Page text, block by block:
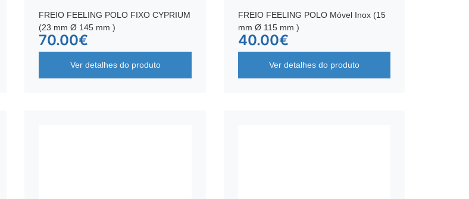
FREIO FEELING POLO FIXO CYPRIUM
(23 mm Ø 145 mm )
70.00€
Ver detalhes do produto
FREIO FEELING POLO Móvel Inox (15
mm Ø 115 mm )
40.00€
Ver detalhes do produto